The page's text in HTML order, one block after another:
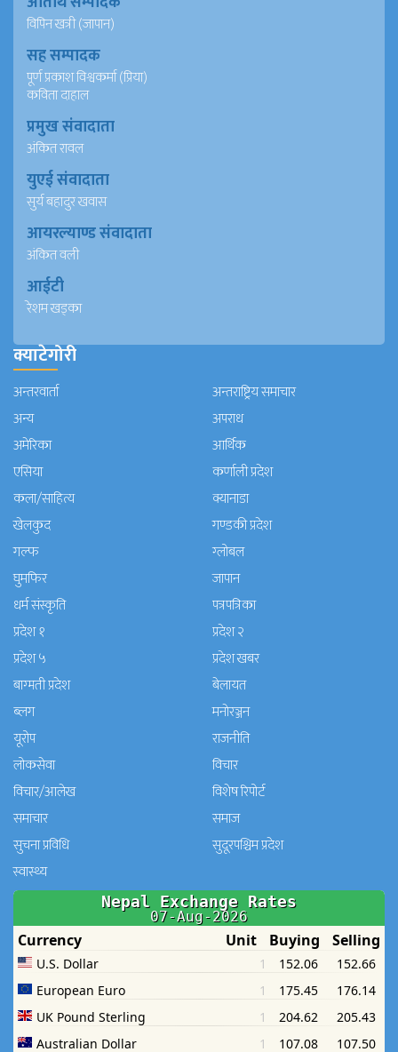
विपिन खत्री (जापान)
सह सम्पादक
पूर्ण प्रकाश विश्वकर्मा (प्रिया)
कविता दाहाल
प्रमुख संवादाता
अंकित रावल
युएई संवादाता
सुर्य बहादुर खवास
आयरल्याण्ड संवादाता
अंकित वली
आईटी
रेशम खड्का
क्याटेगोरी
अन्तरवार्ता
अन्तराष्ट्रिय समाचार
अन्य
अपराध
अमेरिका
आर्थिक
एसिया
कर्णाली प्रदेश
कला/साहित्य
क्यानाडा
खेलकुद
गण्डकी प्रदेश
गल्फ
ग्लोबल
घुमफिर
जापान
धर्म संस्कृति
पत्रपत्रिका
प्रदेश १
प्रदेश २
प्रदेश ५
प्रदेश खबर
बाग्मती प्रदेश
बेलायत
ब्लग
मनाेरञ्जन
यूरोप
राजनीति
लोकसेवा
विचार
विचार/आलेख
विशेष रिपोर्ट
समाचार
समाज
सुचना प्रविधि
सुदूरपश्चिम प्रदेश
स्वास्थ्य